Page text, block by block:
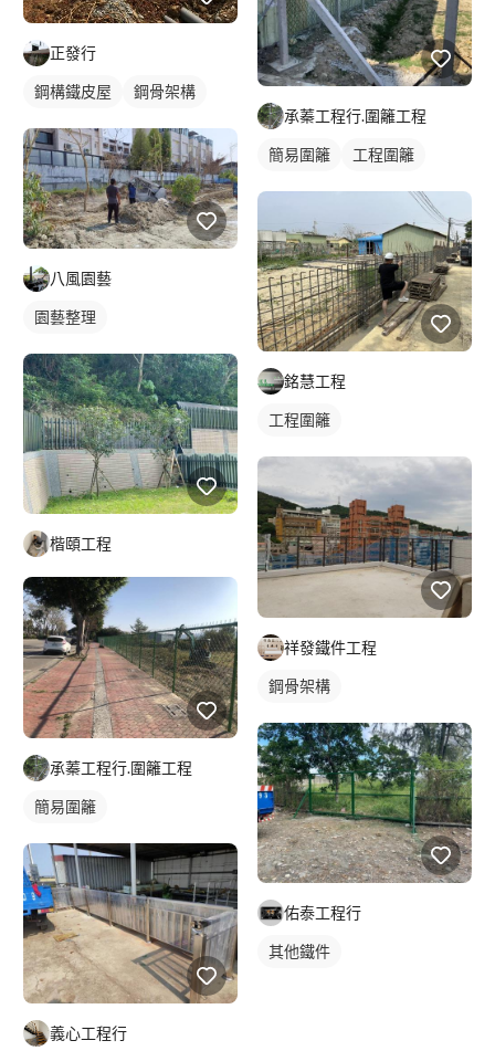
正發行
鋼構鐵皮屋 鋼骨架構
八風園藝
園藝整理
楷頤工程
承蓁工程行.圍籬工程
簡易圍籬
義心工程行
承蓁工程行.圍籬工程
簡易圍籬 工程圍籬
銘慧工程
工程圍籬
祥發鐵件工程
鋼骨架構
佑泰工程行
其他鐵件